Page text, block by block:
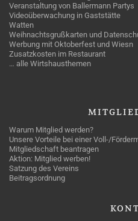
Veranstaltung von Ballermann Partys
Videoüberwachung in Gaststätte
Watten
Weihnachtsgrußkarten und
Werbung mit Oktoberfest und Wiesn
Zusatzkosten im Restaurant
… alle Wirtshausthemen
Warum Mitglied werden?
Unsere Vorteile bei einer Voll-/
Mitgliedschaft beantragen
Aktion: Mitglied werben!
Satzung des Vereins
Beitragsordnung